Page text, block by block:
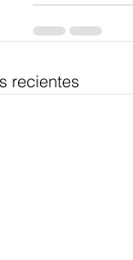
recientes